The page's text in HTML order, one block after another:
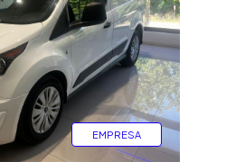
EMPRESA